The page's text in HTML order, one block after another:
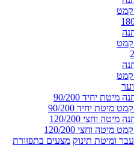
קמט
קמט
קמט
מיטת יחיד 90/200
מיטה וחצי 120/200
ומיטת תינוק מצעים בתפזורת